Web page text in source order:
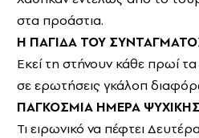
στα προάστια.
Η ΠΑΓΙΔΑ ΤΟΥ
Εκεί τη στήνουν κάθε πρωί
σε ερωτήσεις γκάλοπ
ΠΑΓΚΟΣΜΙΑ ΗΜΕΡΑ ΨΥΧΙΚΗΣ
Τι ειρωνικό να πέφτει